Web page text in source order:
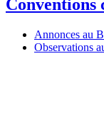
Conventions
Annonces au
Observations